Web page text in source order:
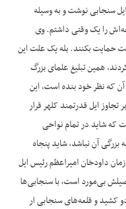
سنجابی نوشت و به وسیله
را یک وقتی داشتم. وی
حمایت بکنند. بله یک علت این
همین تبلیغ علمای بزرگ
که نظر خود بنده است، این
ایل قدرتمند کلهر قرار
که شاید در تمام نواحی
بزرگی آن نباشد، شاید پنجاه
داود‌خان امیراعظم رئیس ایل
بی‌‌مورد است، با سنجابی‌‌ها
کشید و قلعه‌‌های سنجابی ار